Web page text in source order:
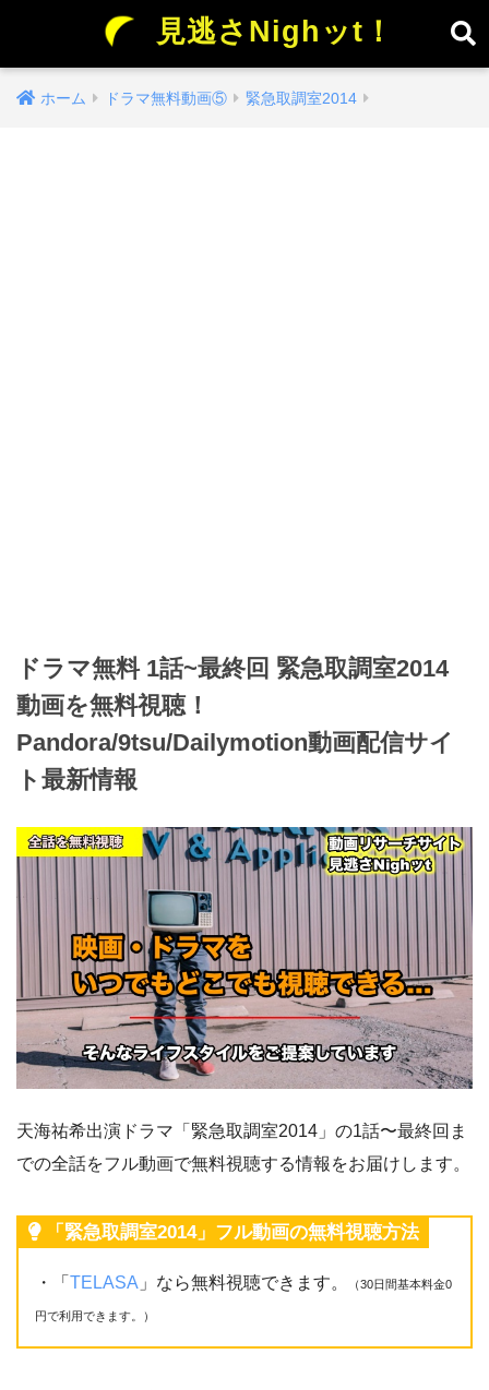
見逃さNighッt！
ホーム ドラマ無料動画⑤ 緊急取調室2014
ドラマ無料 1話~最終回 緊急取調室2014
動画を無料視聴！
Pandora/9tsu/Dailymotion動画配信サイ
ト最新情報
天海祐希出演ドラマ「緊急取調室2014」の1話〜最終回ま
での全話をフル動画で無料視聴する情報をお届けします。
「緊急取調室2014」フル動画の無料視聴方法
・「 TELASA 」なら無料視聴できます。 （30日間基本料金0
円で利用できます。）